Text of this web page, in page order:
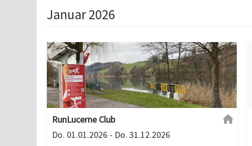
Januar 2026
RunLucerne Club
Do. 01.01.2026 - Do. 31.12.2026